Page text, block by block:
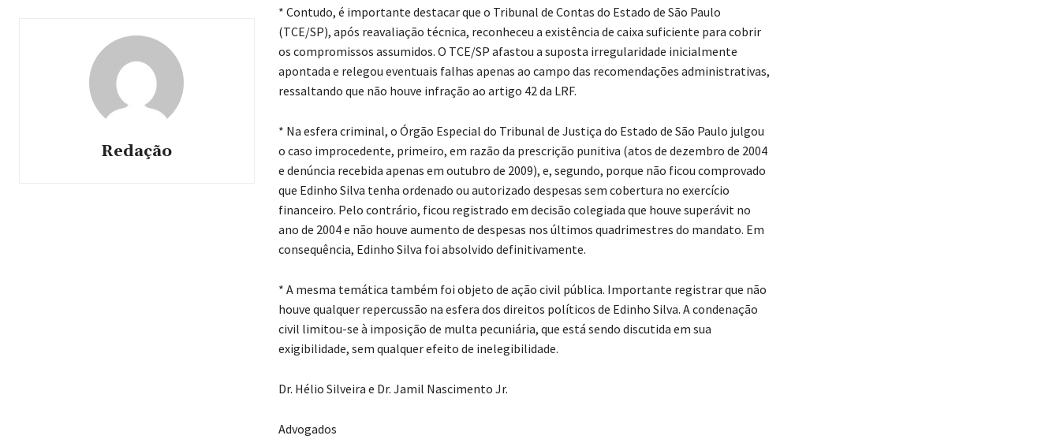
Redação
* Contudo, é importante destacar que o Tribunal de Contas do Estado de São Paulo
(TCE/SP), após reavaliação técnica, reconheceu a existência de caixa suficiente para cobrir
os compromissos assumidos. O TCE/SP afastou a suposta irregularidade inicialmente
apontada e relegou eventuais falhas apenas ao campo das recomendações administrativas,
ressaltando que não houve infração ao artigo 42 da LRF.
* Na esfera criminal, o Órgão Especial do Tribunal de Justiça do Estado de São Paulo julgou
o caso improcedente, primeiro, em razão da prescrição punitiva (atos de dezembro de 2004
e denúncia recebida apenas em outubro de 2009), e, segundo, porque não ficou comprovado
que Edinho Silva tenha ordenado ou autorizado despesas sem cobertura no exercício
financeiro. Pelo contrário, ficou registrado em decisão colegiada que houve superávit no
ano de 2004 e não houve aumento de despesas nos últimos quadrimestres do mandato. Em
consequência, Edinho Silva foi absolvido definitivamente.
* A mesma temática também foi objeto de ação civil pública. Importante registrar que não
houve qualquer repercussão na esfera dos direitos políticos de Edinho Silva. A condenação
civil limitou-se à imposição de multa pecuniária, que está sendo discutida em sua
exigibilidade, sem qualquer efeito de inelegibilidade.
Dr. Hélio Silveira e Dr. Jamil Nascimento Jr.
Advogados